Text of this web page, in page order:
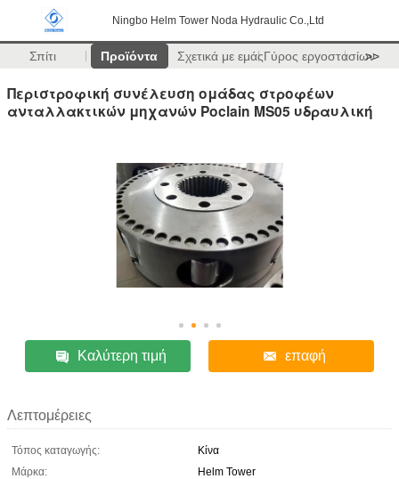
Ningbo Helm Tower Noda Hydraulic Co.,Ltd
Σπίτι Προϊόντα Σχετικά με εμάςΓύρος εργοστασίων
>>
Περιστροφική συνέλευση ομάδας στροφέων
ανταλλακτικών μηχανών Poclain MS05 υδραυλική
Καλύτερη τιμή επαφή
Λεπτομέρειες
Τόπος καταγωγής:
Κίνα
Μάρκα:
Helm Tower